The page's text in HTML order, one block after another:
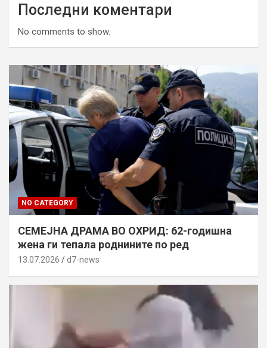
Последни коментари
No comments to show.
NO CATEGORY
СЕМЕЈНА ДРАМА ВО ОХРИД: 62-годишна
жена ги тепала роднините по ред
13.07.2026 d7-news